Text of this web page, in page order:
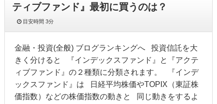
ティブファンド』最初に買うのは？
目安時間3分
金融・投資(全般) ブログランキングへ 投資信託を大
きく分けると 『インデックスファンド』と『アクテ
ィブファンド』の２種類に分類されます。 『インデ
ックスファンド』は 日経平均株価やTOPIX（東証株
価指数）などの株価指数の動きと 同じ動きをするよ